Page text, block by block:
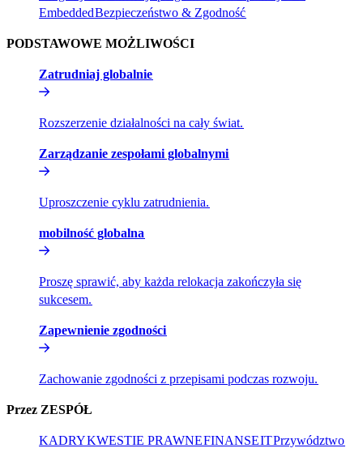
Embedded​​Bezpieczeństwo & Zgodność​​
PODSTAWOWE MOŻLIWOŚCI​​
Zatrudniaj globalnie​​
Rozszerzenie działalności na cały świat.​​
Zarządzanie zespołami globalnymi​​
Uproszczenie cyklu zatrudnienia.​​
mobilność globalna​​
Proszę sprawić, aby każda relokacja zakończyła się
sukcesem.​​
Zapewnienie zgodności​​
Zachowanie zgodności z przepisami podczas rozwoju.​​
Przez ZESPÓŁ​​
KADRY​​KWESTIE PRAWNE​​FINANSE​​IT​​Przywództwo​​